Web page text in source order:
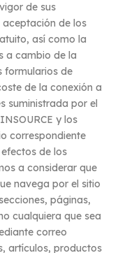
de sus
de los
así como la
a cambio de la
formularios de
de la conexión a
suministrada por el
y los
correspondiente
de los
a considerar que
navega por el sitio
páginas,
cualquiera que sea
correo
artículos, productos